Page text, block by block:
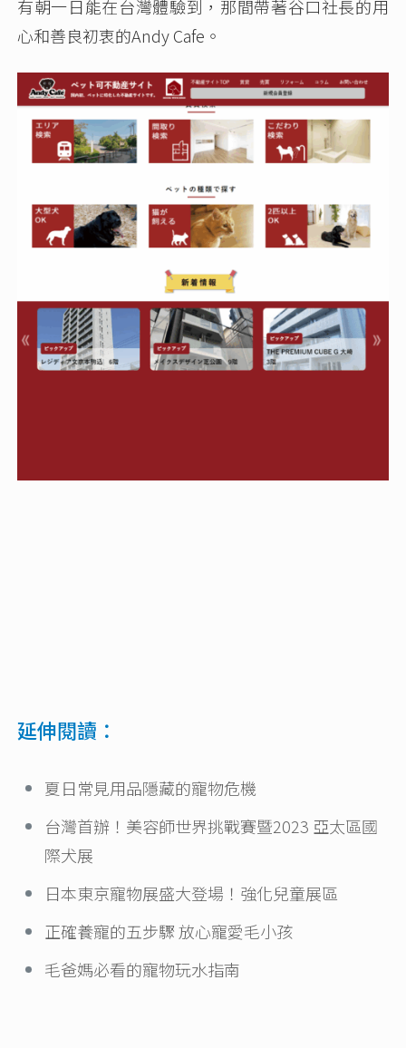
有朝一日能在台灣體驗到，那間帶著谷口社長的用
心和善良初衷的Andy Cafe。
延伸閱讀：
夏日常見用品隱藏的寵物危機
台灣首辦！美容師世界挑戰賽暨2023 亞太區國
際犬展
日本東京寵物展盛大登場！強化兒童展區
正確養寵的五步驟 放心寵愛毛小孩
毛爸媽必看的寵物玩水指南